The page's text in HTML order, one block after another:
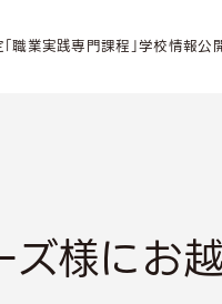
職業実践専門課程」学校情報公
様にお